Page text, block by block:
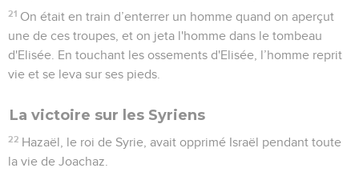
21 On était en train d’enterrer un homme quand on aperçut
une de ces troupes, et on jeta l'homme dans le tombeau
d'Elisée. En touchant les ossements d'Elisée, l’homme reprit
vie et se leva sur ses pieds.
La victoire sur les Syriens
22 Hazaël, le roi de Syrie, avait opprimé Israël pendant toute
la vie de Joachaz.